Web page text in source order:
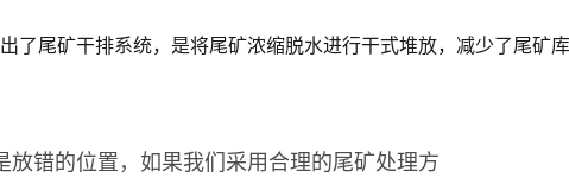
了尾矿干排系统，是将尾矿浓缩脱水进行干式堆放，减少了尾矿
放错的位置，如果我们采用合理的尾矿处理方